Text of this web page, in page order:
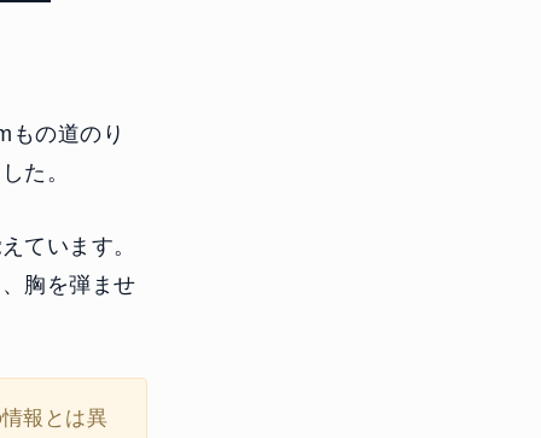
もの道のり
た。
ています。
胸を弾ませ
報とは異